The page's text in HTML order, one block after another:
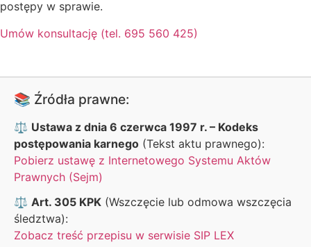
postępy w sprawie.
Umów konsultację (tel. 695 560 425)
📚 Źródła prawne:
⚖️ Ustawa z dnia 6 czerwca 1997 r. – Kodeks
postępowania karnego (Tekst aktu prawnego):
Pobierz ustawę z Internetowego Systemu Aktów
Prawnych (Sejm)
⚖️ Art. 305 KPK (Wszczęcie lub odmowa wszczęcia
śledztwa):
Zobacz treść przepisu w serwisie SIP LEX